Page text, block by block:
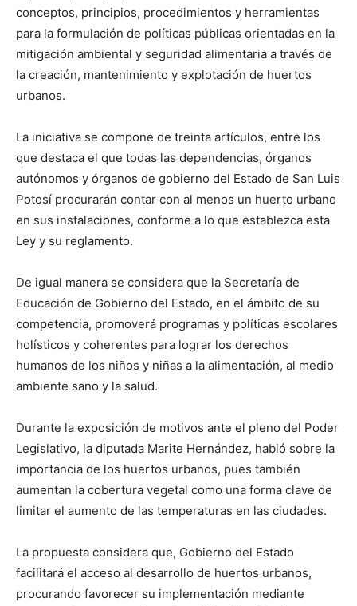
conceptos, principios, procedimientos y herramientas
para la formulación de políticas públicas orientadas en la
mitigación ambiental y seguridad alimentaria a través de
la creación, mantenimiento y explotación de huertos
urbanos.
La iniciativa se compone de treinta artículos, entre los
que destaca el que todas las dependencias, órganos
autónomos y órganos de gobierno del Estado de San Luis
Potosí procurarán contar con al menos un huerto urbano
en sus instalaciones, conforme a lo que establezca esta
Ley y su reglamento.
De igual manera se considera que la Secretaría de
Educación de Gobierno del Estado, en el ámbito de su
competencia, promoverá programas y políticas escolares
holísticos y coherentes para lograr los derechos
humanos de los niños y niñas a la alimentación, al medio
ambiente sano y la salud.
Durante la exposición de motivos ante el pleno del Poder
Legislativo, la diputada Marite Hernández, habló sobre la
importancia de los huertos urbanos, pues también
aumentan la cobertura vegetal como una forma clave de
limitar el aumento de las temperaturas en las ciudades.
La propuesta considera que, Gobierno del Estado
facilitará el acceso al desarrollo de huertos urbanos,
procurando favorecer su implementación mediante